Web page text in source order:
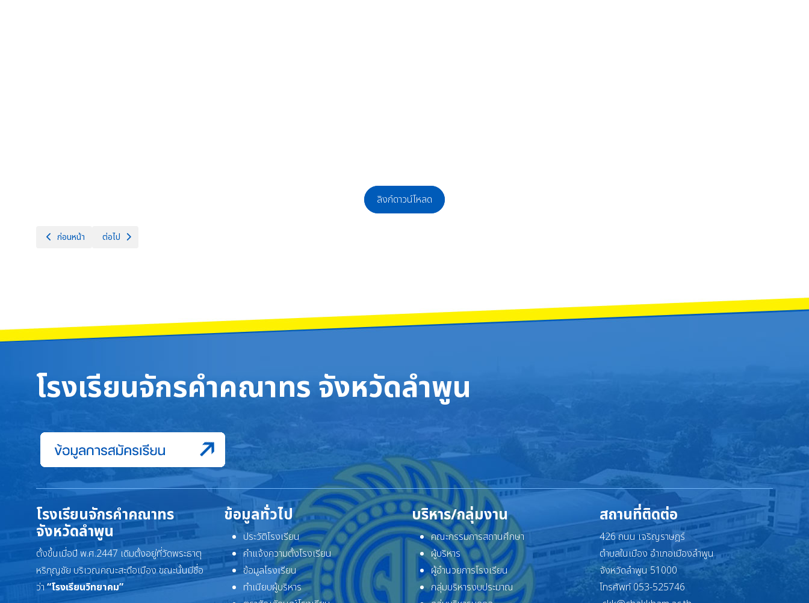
ลิงก์ดาวน์โหลด
เนื้อหาก่อนหน้า: ประกาศรายชื่อผู้มีสิทธิ์สอบคัดเลือกลูกจ้างชั่วคราว ตำแหน่งครูอัตราจ้าง เอกคอมพิวเตอร์ ครูอัตราจ้าง เอกสังคมศึกษา และพนักงานซ่อมเอกสารทั่วไป
ก่อนหน้า เนื้อหาถัดไป: ประกาศผลผู้ผ่านการสอบคัดเลือกบุคคลเพื่อจ้างเป็นลูกจ้างเหมาบริการ ตำแหน่งครูอัตราจ้าง วิชาเอกภาษาไทย
ต่อไป
โรงเรียนจักรคำคณาทร จังหวัดลำพูน
โรงเรียนจักรคำคณาทร
จังหวัดลำพูน
ตั้งขึ้นเมื่อปี พ.ศ.2447 เดิมตั้งอยู่ที่วัดพระธาตุ
หริภุญชัย บริเวณคณะสะดือเมือง ขณะนั้นมีชื่อ
ว่า“โรงเรียนวิทยาคม”
ข้อมูลทั่วไป
ประวัติโรงเรียน
คำแจ้งความตั้งโรงเรียน
ข้อมูลโรงเรียน
ทำเนียบผู้บริหาร
บริหาร/กลุ่มงาน
คณะกรรมการสถานศึกษา
ผู้บริหาร
ผู้อำนวยการโรงเรียน
กลุ่มบริหารงบประมาณ
สถานที่ติดต่อ
426 ถนน เจริญราษฎร์
ตำบลในเมือง อำเภอเมืองลำพูน
จังหวัดลำพูน 51000
โทรศัพท์ 053-525746